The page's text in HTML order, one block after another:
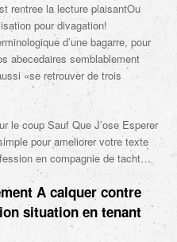
rentree la lecture plaisantOu
pour divagation!
d’une bagarre, pour
abecedaires semblablement
«se retrouver de trois
le coup Sauf Que J’ose Esperer
pour ameliorer votre texte
en compagnie de tacht…
A calquer contre
situation en tenant